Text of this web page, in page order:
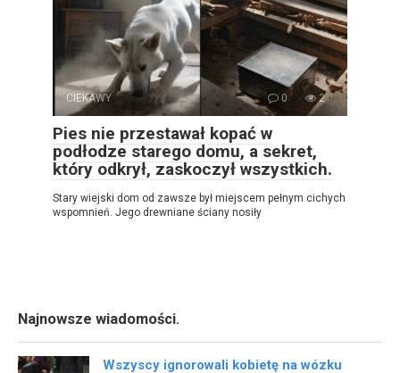
CIEKAWY 0 2
Pies nie przestawał kopać w
podłodze starego domu, a sekret,
który odkrył, zaskoczył wszystkich.
Stary wiejski dom od zawsze był miejscem pełnym cichych
wspomnień. Jego drewniane ściany nosiły
Najnowsze wiadomości.
Wszyscy ignorowali kobietę na wózku